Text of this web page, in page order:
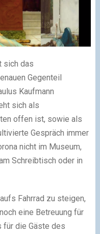
sich das
Gegenteil
Kaufmann
sich als
offen ist, sowie als
Gespräch immer
nicht im Museum,
Schreibtisch oder in
Fahrrad zu steigen,
eine Betreuung für
für die Gäste des